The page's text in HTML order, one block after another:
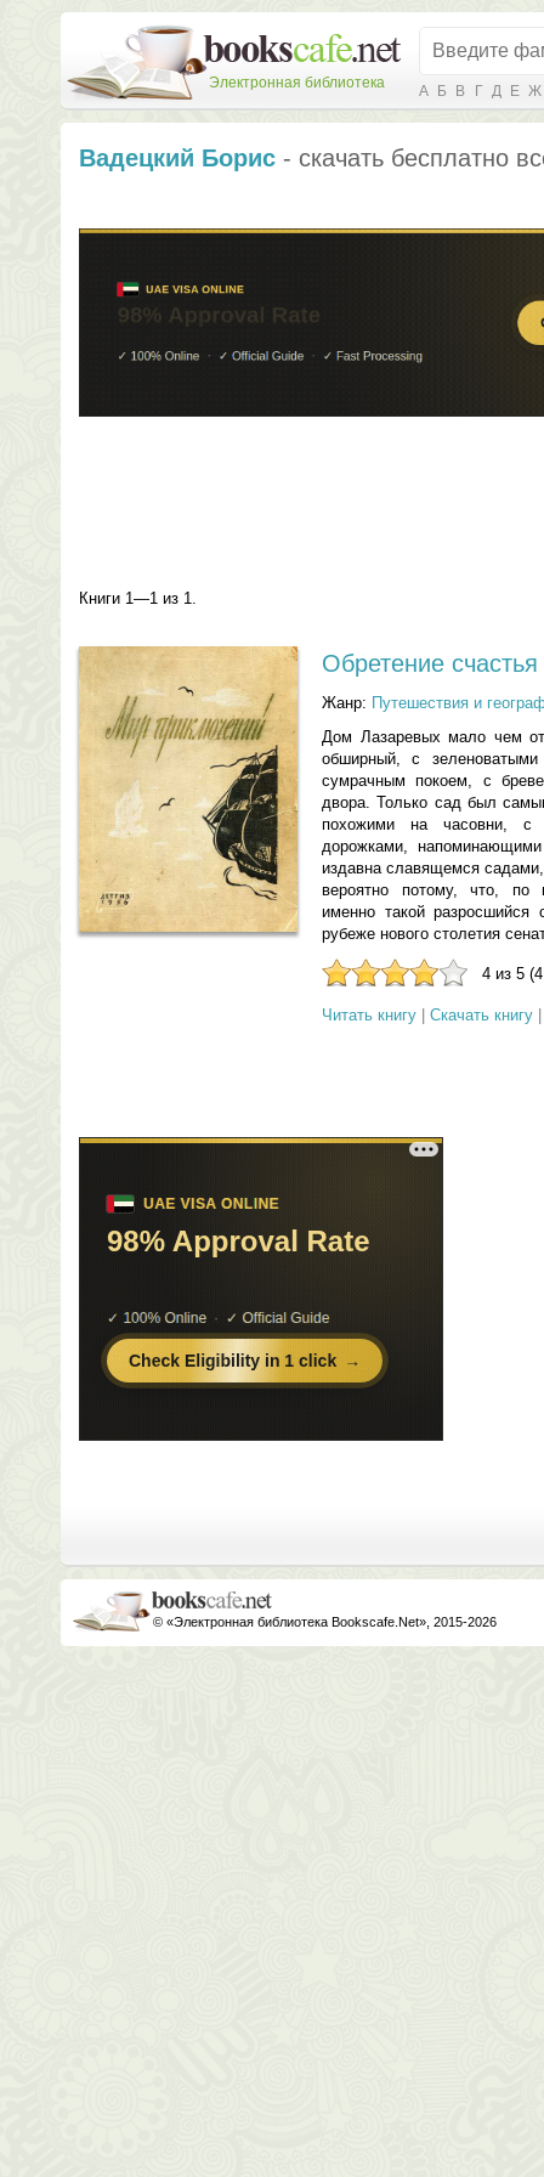
Электронная библиотека А Б В Г Д Е Ж
Вадецкий Борис - скачать бесплатно
Книги 1—1 из 1.
Обретение счастья
Жанр: Путешествия и
Дом Лазаревых мало чем
обширный, с
сумрачным покоем, с
двора. Только сад был
похожими на часовни,
дорожками,
издавна славящемся
вероятно потому, что, по
именно такой
рубеже нового столетия
4 из 5
Читать книгу Скачать книгу
© «Электронная библиотека Bookscafe.Net», 2015-2026